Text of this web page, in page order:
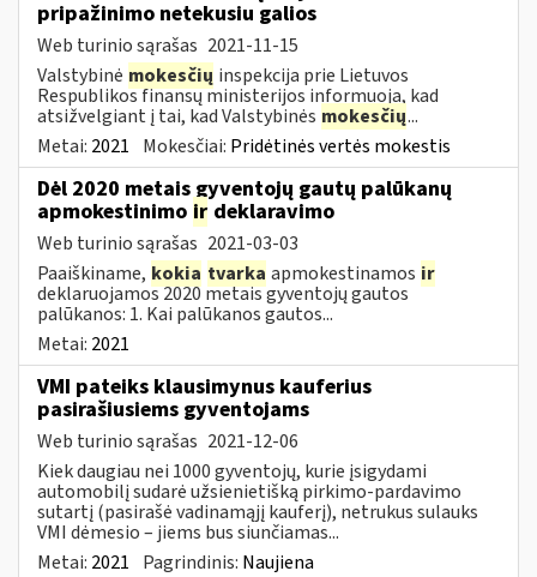
pripažinimo netekusiu galios
Web turinio sąrašas 2021-11-15
Valstybinė mokesčių inspekcija prie Lietuvos
Respublikos finansų ministerijos informuoja, kad
atsižvelgiant į tai, kad Valstybinės mokesčių...
Metai: 2021 Mokesčiai: Pridėtinės vertės mokestis
Dėl 2020 metais gyventojų gautų palūkanų
apmokestinimo ir deklaravimo
Web turinio sąrašas 2021-03-03
Paaiškiname, kokia tvarka apmokestinamos ir
deklaruojamos 2020 metais gyventojų gautos
palūkanos: 1. Kai palūkanos gautos...
Metai: 2021
VMI pateiks klausimynus kauferius
pasirašiusiems gyventojams
Web turinio sąrašas 2021-12-06
Kiek daugiau nei 1000 gyventojų, kurie įsigydami
automobilį sudarė užsienietišką pirkimo-pardavimo
sutartį (pasirašė vadinamąjį kauferį), netrukus sulauks
VMI dėmesio – jiems bus siunčiamas...
Metai: 2021 Pagrindinis: Naujiena